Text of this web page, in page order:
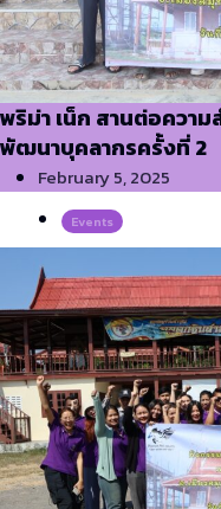
พริม่า เน็ก สานต่อความ
พัฒนาบุคลากรครั้งที่ 2
February 5, 2025
Events